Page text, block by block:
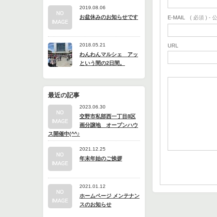
2019.08.06
お盆休みのお知らせです
2018.05.21
わんわんマルシェ アッ
という間の2日間。
最近の記事
2023.06.30
交野市私部西一丁目8区
画分譲地 オープンハウ
ス開催中(^^♪
2021.12.25
年末年始のご挨拶
2021.01.12
ホームページ メンテナン
スのお知らせ
E-MAIL ( 必須 ) -
URL